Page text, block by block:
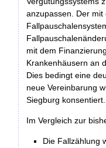
anzupassen. Der
mit dem
Krankenhäusern an
Dies bedingt eine
neue Vereinbarung
Siegburg konsentiert.
Im Vergleich zur
Die Fallzählung